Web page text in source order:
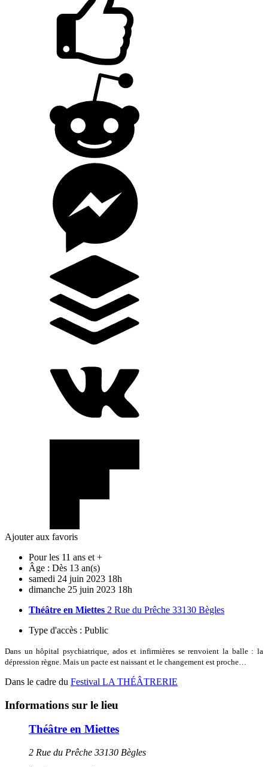
Ajouter aux favoris
Pour les 11 ans et +
Âge : Dès 13 an(s)
samedi 24 juin 2023 18h
dimanche 25 juin 2023 18h
Théâtre en Miettes 2 Rue du Prêche 33130 Bègles
Type d'accès : Public
Dans un hôpital psychiatrique, ados et infirmières se renvoient la balle : la
dépression règne. Mais un pacte est naissant et le changement est proche…
Dans le cadre du Festival LA THÉÂTRERIE
Informations sur le lieu
Théâtre en Miettes
2 Rue du Prêche 33130 Bègles